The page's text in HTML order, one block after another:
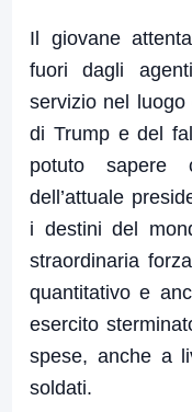
Il giovane
fuori dagli
servizio nel
di Trump e del
potuto sapere
dell’attuale
i destini del
straordinaria
quantitativo e
esercito
spese, anche a
soldati.